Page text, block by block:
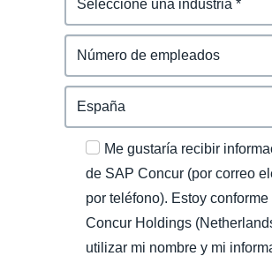
Me gustaría recibir
de SAP Concur (por correo
por teléfono). Estoy
Concur Holdings
utilizar mi nombre y mi